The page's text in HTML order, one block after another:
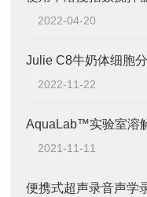
2022-04-20
Julie C8牛奶体细胞
2022-11-22
AquaLab™实验室溶
2021-11-11
便携式超声录音声学